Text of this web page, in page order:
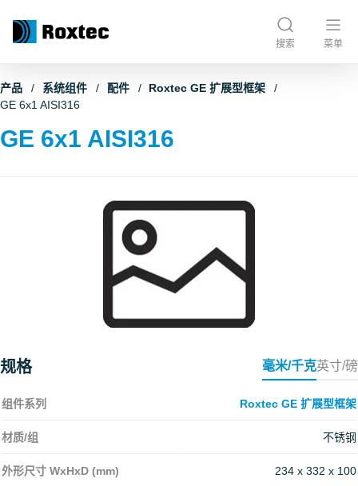
搜索 菜单
产品 系统组件 配件
Roxtec GE 扩展型框架
GE 6x1 AISI316
GE 6x1 AISI316
规格 毫米/千克英寸/磅
组件系列 Roxtec GE 扩展型框架
材质/组 不锈钢
外形尺寸 WxHxD (mm) 234 x 332 x 100